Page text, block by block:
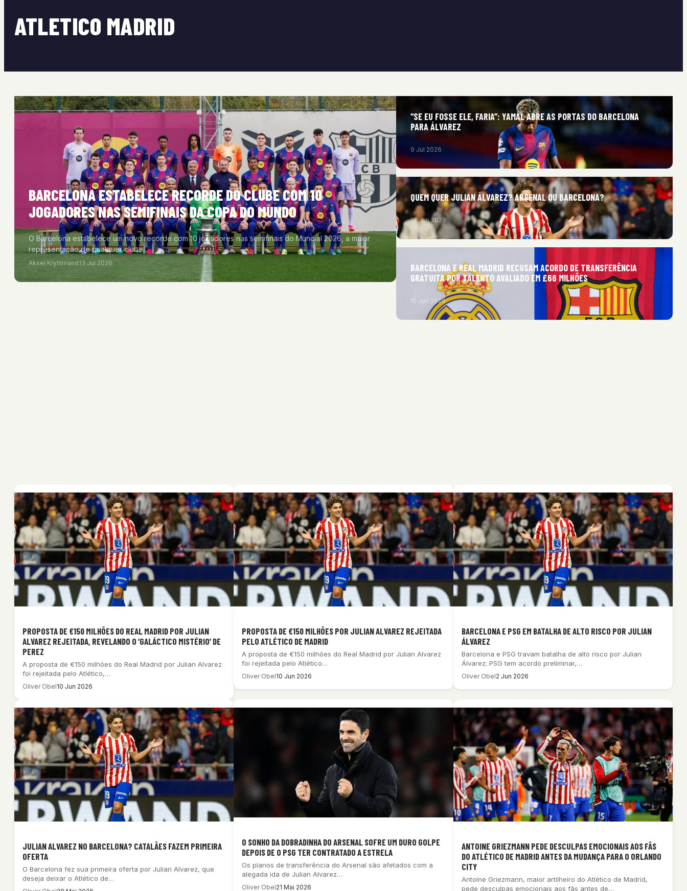
ATLETICO MADRID
BARCELONA ESTABELECE RECORDE DO CLUBE COM 10
JOGADORES NAS SEMIFINAIS DA COPA DO MUNDO
O Barcelona estabelece um novo recorde com 10 jogadores nas semifinais do Mundial 2026, a maior
representação de qualquer clube…
Aksel Kryhlmand13 Jul 2026
“SE EU FOSSE ELE, FARIA”: YAMAL ABRE AS PORTAS DO BARCELONA
PARA ÁLVAREZ
9 Jul 2026
QUEM QUER JULIAN ÁLVAREZ? ARSENAL OU BARCELONA?
18 Jun 2026
BARCELONA E REAL MADRID RECUSAM ACORDO DE TRANSFERÊNCIA
GRATUITA POR TALENTO AVALIADO EM £66 MILHÕES
15 Jun 2026
PROPOSTA DE €150 MILHÕES DO REAL MADRID POR JULIAN
ALVAREZ REJEITADA, REVELANDO O ‘GALÁCTICO MISTÉRIO’ DE
PEREZ
A proposta de €150 milhões do Real Madrid por Julian Alvarez
foi rejeitada pelo Atlético,…
Oliver Obel10 Jun 2026
PROPOSTA DE €150 MILHÕES POR JULIAN ALVAREZ REJEITADA
PELO ATLÉTICO DE MADRID
A proposta de €150 milhões do Real Madrid por Julian Alvarez
foi rejeitada pelo Atlético…
Oliver Obel10 Jun 2026
BARCELONA E PSG EM BATALHA DE ALTO RISCO POR JULIAN
ÁLVAREZ
Barcelona e PSG travam batalha de alto risco por Julian
Álvarez; PSG tem acordo preliminar,…
Oliver Obel2 Jun 2026
JULIAN ALVAREZ NO BARCELONA? CATALÃES FAZEM PRIMEIRA
OFERTA
O Barcelona fez sua primeira oferta por Julian Alvarez, que
deseja deixar o Atlético de…
O SONHO DA DOBRADINHA DO ARSENAL SOFRE UM DURO GOLPE
DEPOIS DE O PSG TER CONTRATADO A ESTRELA
Os planos de transferência do Arsenal são afetados com a
alegada ida de Julian Alvarez…
Oliver Obel21 Mai 2026
ANTOINE GRIEZMANN PEDE DESCULPAS EMOCIONAIS AOS FÃS
DO ATLÉTICO DE MADRID ANTES DA MUDANÇA PARA O ORLANDO
CITY
Antoine Griezmann, maior artilheiro do Atlético de Madrid,
pede desculpas emocionais aos fãs antes de…